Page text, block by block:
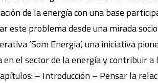
de la energía con una base
este problema desde una mirada
‘Som Energia’, una iniciativa
el sector de la energía y contribuir
– Introducción – Pensar la